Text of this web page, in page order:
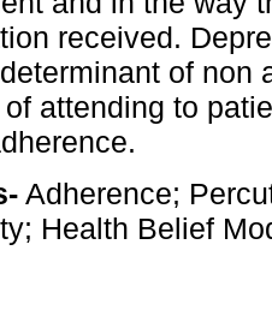
received.
of non
attending to
Adherence;
Health Belief